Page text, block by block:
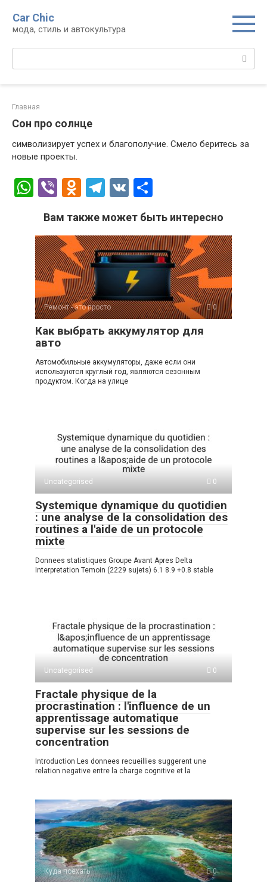
контенту
Car Chic
мода, стиль и автокультура
Поиск:
Главная
Сон про солнце
символизирует успех и благополучие. Смело беритесь за
новые проекты.
W
at
s
A
p
p
Vi
er
O
n
o
kl
a
ss
ni
ki
T
e
gr
a
m
V
п
р
а
в
и
ть
Вам также может быть интересно
Ремонт - это просто 0
Как выбрать аккумулятор для
авто
Автомобильные аккумуляторы, даже если они
используются круглый год, являются сезонным
продуктом. Когда на улице
Uncategorised 0
Systemique dynamique du quotidien
: une analyse de la consolidation des
routines a l'aide de un protocole
mixte
Donnees statistiques Groupe Avant Apres Delta
Interpretation Temoin (2229 sujets) 6.1 8.9 +0.8 stable
Uncategorised 0
Fractale physique de la
procrastination : l'influence de un
apprentissage automatique
supervise sur les sessions de
concentration
Introduction Les donnees recueillies suggerent une
relation negative entre la charge cognitive et la
Куда поехать 0